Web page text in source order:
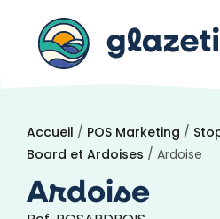
Accueil / POS Marketing /
Board et Ardoises / Ardoise
Ardoise